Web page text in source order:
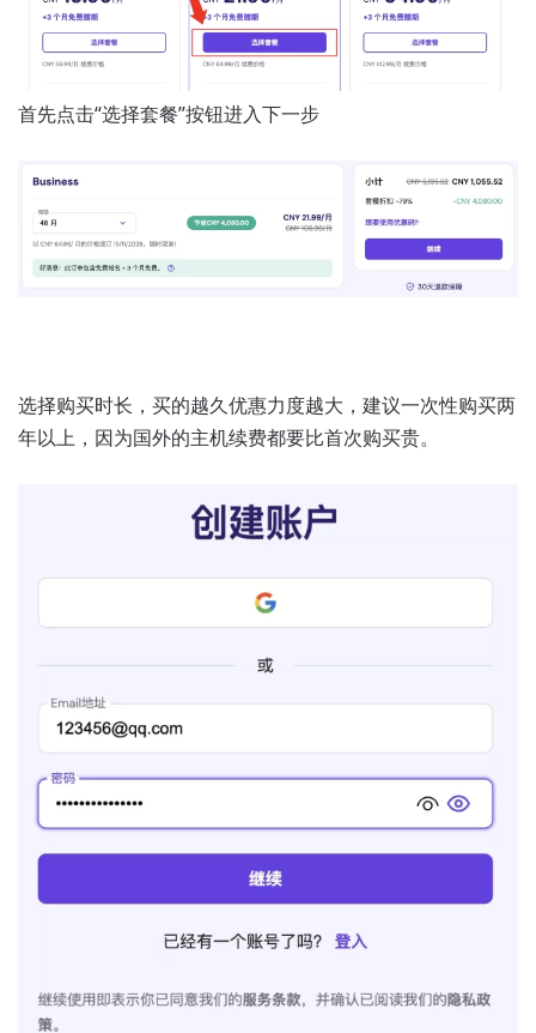
首先点击“选择套餐”按钮进入下一步
选择购买时长，买的越久优惠力度越大，建议一次性购买两
年以上，因为国外的主机续费都要比首次购买贵。